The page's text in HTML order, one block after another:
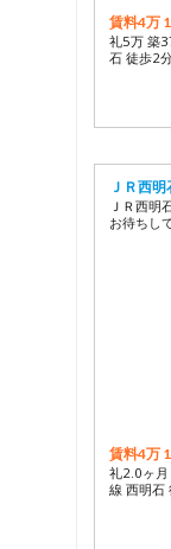
賃料4万
礼5万 築
石 徒歩2
ＪＲ西
ＪＲ西
お待ちし
賃料4万
礼2.0ヶ
線 西明石